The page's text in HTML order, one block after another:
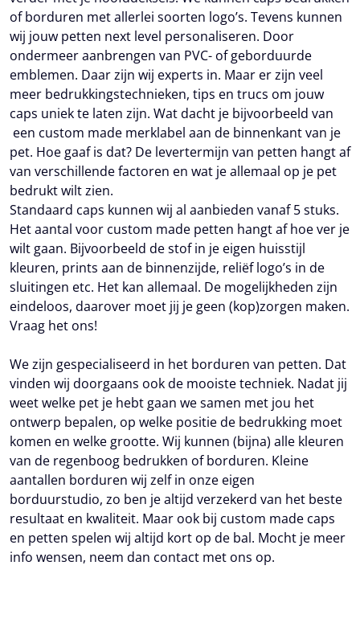
of borduren met allerlei soorten logo’s. Tevens kunnen
wij jouw petten next level personaliseren. Door
ondermeer aanbrengen van PVC- of geborduurde
emblemen. Daar zijn wij experts in. Maar er zijn veel
meer bedrukkingstechnieken, tips en trucs om jouw
caps uniek te laten zijn. Wat dacht je bijvoorbeeld van
een custom made merklabel aan de binnenkant van je
pet. Hoe gaaf is dat? De levertermijn van petten hangt af
van verschillende factoren en wat je allemaal op je pet
bedrukt wilt zien.
Standaard caps kunnen wij al aanbieden vanaf 5 stuks.
Het aantal voor custom made petten hangt af hoe ver je
wilt gaan. Bijvoorbeeld de stof in je eigen huisstijl
kleuren, prints aan de binnenzijde, reliëf logo’s in de
sluitingen etc. Het kan allemaal. De mogelijkheden zijn
eindeloos, daarover moet jij je geen (kop)zorgen maken.
Vraag het ons!
We zijn gespecialiseerd in het borduren van petten. Dat
vinden wij doorgaans ook de mooiste techniek. Nadat jij
weet welke pet je hebt gaan we samen met jou het
ontwerp bepalen, op welke positie de bedrukking moet
komen en welke grootte. Wij kunnen (bijna) alle kleuren
van de regenboog bedrukken of borduren. Kleine
aantallen borduren wij zelf in onze eigen
borduurstudio, zo ben je altijd verzekerd van het beste
resultaat en kwaliteit. Maar ook bij custom made caps
en petten spelen wij altijd kort op de bal. Mocht je meer
info wensen, neem dan contact met ons op.